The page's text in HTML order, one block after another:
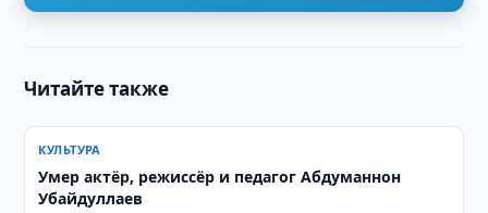
Читайте также
КУЛЬТУРА
Умер актёр, режиссёр и педагог Абдуманнон
Убайдуллаев